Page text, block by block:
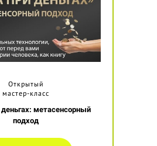
Открытый
мастер-класс
деньгах: метасенсорный
подход